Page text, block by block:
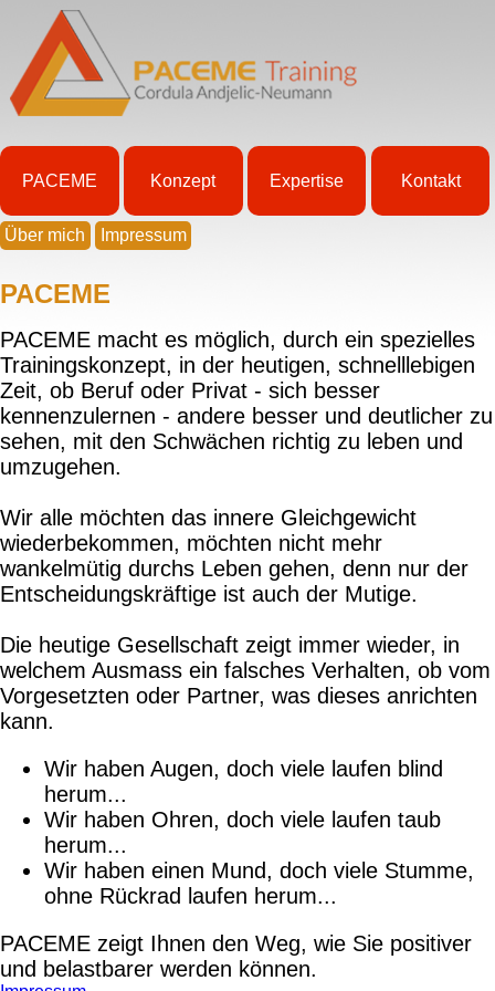
PACEME Konzept Expertise Kontakt
Über mich Impressum
PACEME
PACEME macht es möglich, durch ein spezielles
Trainingskonzept, in der heutigen, schnelllebigen
Zeit, ob Beruf oder Privat - sich besser
kennenzulernen - andere besser und deutlicher zu
sehen, mit den Schwächen richtig zu leben und
umzugehen.
Wir alle möchten das innere Gleichgewicht
wiederbekommen, möchten nicht mehr
wankelmütig durchs Leben gehen, denn nur der
Entscheidungskräftige ist auch der Mutige.
Die heutige Gesellschaft zeigt immer wieder, in
welchem Ausmass ein falsches Verhalten, ob vom
Vorgesetzten oder Partner, was dieses anrichten
kann.
Wir haben Augen, doch viele laufen blind
herum...
Wir haben Ohren, doch viele laufen taub
herum...
Wir haben einen Mund, doch viele Stumme,
ohne Rückrad laufen herum...
PACEME zeigt Ihnen den Weg, wie Sie positiver
und belastbarer werden können.